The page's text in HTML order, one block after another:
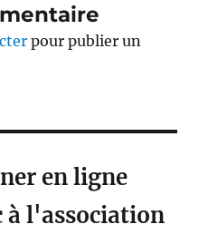
pour publier un
en ligne
à l'association